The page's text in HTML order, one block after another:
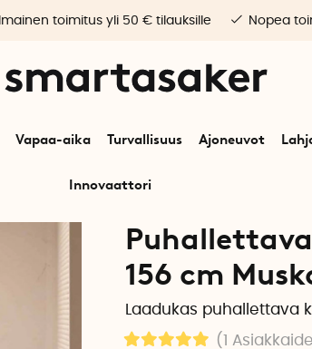
Vapaa-aika Turvallisuus Ajoneuvot
Innovaattori
Ilmainen toimitus yli 50 € tilauksille Nopea
Kylpyamme ja suihku
156 cm
Laadukas puhallettava
(1